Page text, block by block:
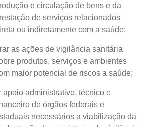
e circulação de bens e da
de serviços relacionados
ou indiretamente com a saúde;
as ações de vigilância sanitária
produtos, serviços e ambientes
maior potencial de riscos a saúde;
apoio administrativo, técnico e
de órgãos federais e
necessários a viabilização da